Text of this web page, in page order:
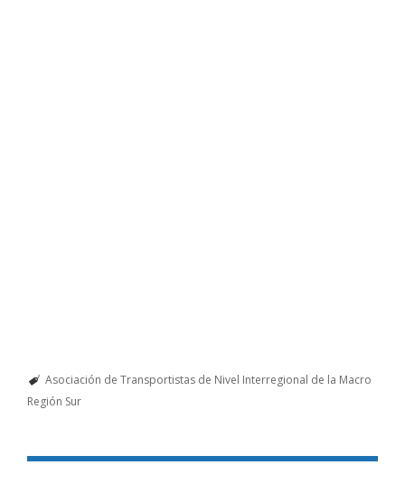
Asociación de Transportistas de Nivel Interregional de la Macro
Región Sur